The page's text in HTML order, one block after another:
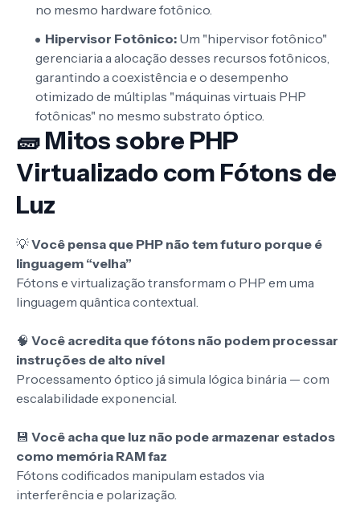
no mesmo hardware fotônico.
Hipervisor Fotônico: Um "hipervisor fotônico"
gerenciaria a alocação desses recursos fotônicos,
garantindo a coexistência e o desempenho
otimizado de múltiplas "máquinas virtuais PHP
fotônicas" no mesmo substrato óptico.
🧱 Mitos sobre PHP
Virtualizado com Fótons de
Luz
💡Você pensa que PHP não tem futuro porque é
linguagem “velha”
Fótons e virtualização transformam o PHP em uma
linguagem quântica contextual.
🧠 Você acredita que fótons não podem processar
instruções de alto nível
Processamento óptico já simula lógica binária — com
escalabilidade exponencial.
💾 Você acha que luz não pode armazenar estados
como memória RAM faz
Fótons codificados manipulam estados via
interferência e polarização.